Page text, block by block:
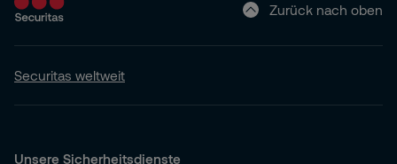
Zurück nach oben
Securitas weltweit
Unsere Sicherheitsdienste